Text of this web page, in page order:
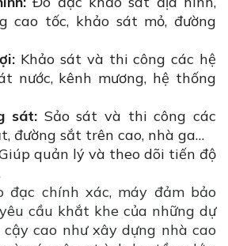
cao tốc, khảo sát mỏ, đường
Khảo sát và thi công các hệ
nước, kênh mương, hệ thống
sát: Sảo sát và thi công các
đường sắt trên cao, nhà ga…
quản lý và theo dõi tiến độ
đạc chính xác, máy đảm bảo
cầu khắt khe của những dự
cao như xây dựng nhà cao